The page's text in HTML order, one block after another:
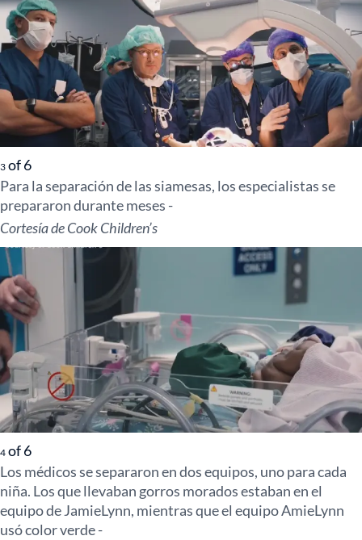
3 of6
Para la separación de las siamesas, los especialistas se
prepararon durante meses -
Cortesía de Cook Children’s
4 of6
Los médicos se separaron en dos equipos, uno para cada
niña. Los que llevaban gorros morados estaban en el
equipo de JamieLynn, mientras que el equipo AmieLynn
usó color verde -